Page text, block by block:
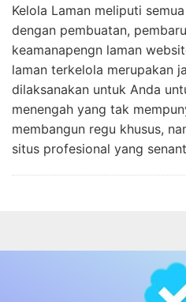
Kelola Laman meliputi
dengan pembuatan,
keamanapengn laman
laman terkelola merupakan
dilaksanakan untuk Anda
menengah yang tak
membangun regu khusus,
situs profesional yang